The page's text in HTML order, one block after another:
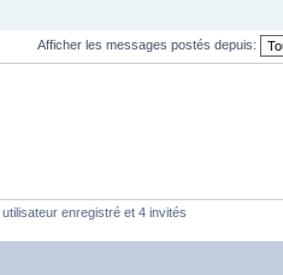
Afficher les messages postés depuis:
enregistré et 4 invités